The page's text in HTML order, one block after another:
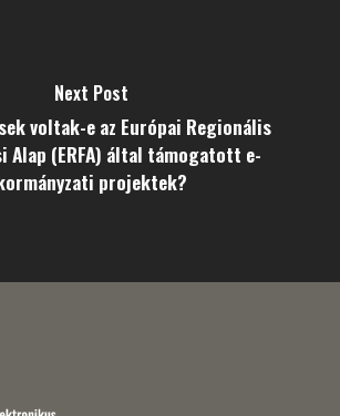
Next Post
voltak-e az Európai Regionális
Alap (ERFA) által támogatott e-
projektek?